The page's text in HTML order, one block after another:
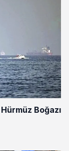
Boğazı